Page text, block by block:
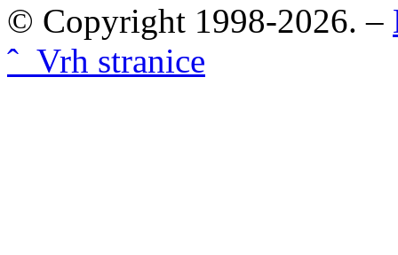
© Copyright 1998-2026. –
ˆ Vrh stranice